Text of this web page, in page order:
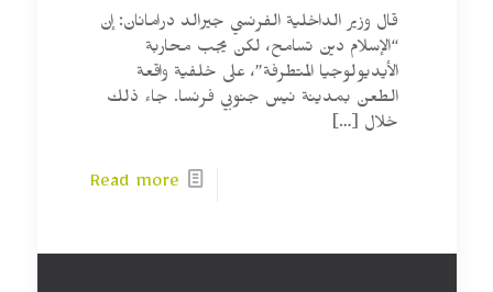
قال وزير الداخلية الفرنسي جيرالد درامانان: إن
“الإسلام دين تسامح، لكن يجب محاربة
الأيديولوجيا المتطرفة”، على خلفية واقعة
الطعن بمدينة نيس جنوبي فرنسا. جاء ذلك
خلال […]
Read more